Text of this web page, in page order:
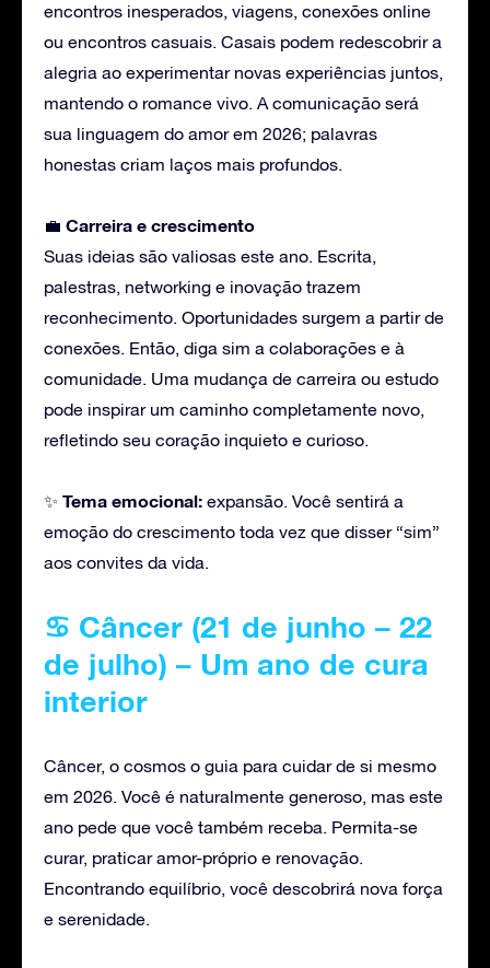
encontros inesperados, viagens, conexões online
ou encontros casuais. Casais podem redescobrir a
alegria ao experimentar novas experiências juntos,
mantendo o romance vivo. A comunicação será
sua linguagem do amor em 2026; palavras
honestas criam laços mais profundos.
💼 Carreira e crescimento
Suas ideias são valiosas este ano. Escrita,
palestras, networking e inovação trazem
reconhecimento. Oportunidades surgem a partir de
conexões. Então, diga sim a colaborações e à
comunidade. Uma mudança de carreira ou estudo
pode inspirar um caminho completamente novo,
refletindo seu coração inquieto e curioso.
✨ Tema emocional: expansão. Você sentirá a
emoção do crescimento toda vez que disser “sim”
aos convites da vida.
♋ Câncer (21 de junho – 22
de julho) – Um ano de cura
interior
Câncer, o cosmos o guia para cuidar de si mesmo
em 2026. Você é naturalmente generoso, mas este
ano pede que você também receba. Permita-se
curar, praticar amor-próprio e renovação.
Encontrando equilíbrio, você descobrirá nova força
e serenidade.